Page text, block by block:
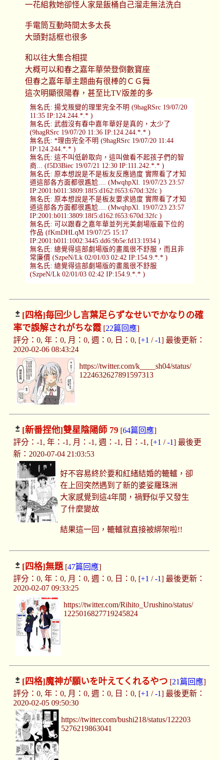
一花組救她卻怪人家是飯桶自己溜走無法洗白
手電筒互動時間太多太長
大頭對話框也很多
和以往大集合相提
大概可以和春之嘉年華榮登倒數寶座
但春之嘉年華主題曲有很棒的ＣＧ舞
這次明顯很陽春，甚至比TV版差的多
無名氏: 揚戈叛變的理里完全不明 (9hagRSrc 19/07/20
11:35 IP:124.244.*.* )
無名氏: 武戲沒有春中嘉年華好是真的，太少了
(9hagRSrc 19/07/20 11:36 IP:124.244.*.* )
無名氏: *理由完全不明 (9hagRSrc 19/07/20 11:44
IP:124.244.*.* )
無名氏: 這不叫低齡取向，這叫做看不起孩子們的智
商... (f5D3Biec 19/07/21 12:30 IP:111.242.*.* )
無名氏: 原本想說是不是板友反應過度 實際看了才知
道這部各方面都很尷尬.... (MwqhpXl. 19/07/23 23:57
IP:2001:b011:3809:18f5:d162:f653:670d:32fc )
無名氏: 原本想說是不是板友要求過度 實際看了才知
道這部各方面都很尷尬.... (MwqhpXl. 19/07/23 23:57
IP:2001:b011:3809:18f5:d162:f653:670d:32fc )
無名氏: 可以跟春之嘉年華並列光美劇場版最下位的
作品 (fKmDHLqM 19/07/25 15:17
IP:2001:b011:1002:3445:dd6:9b5e:fd13:1934 )
無名氏: 總覺得這部劇場版的畫風很不舒服，而且非
常廉價 (SzpeN/Lk 02/01/03 02:42 IP:154.9.*.* )
無名氏: 總覺得這部劇場版的畫風很不舒服
(SzpeN/Lk 02/01/03 02:42 IP:154.9.*.* )
[四格]毎回少し言葉足らずなせいでかなりの確
率で誤解されがちな霞[22篇回應]
評分：0, 年：0, 月：0, 週：0, 日：0, [+1 /-1] 最後更新：
2020-02-06 08:43:24
https://twitter.com/k____sh04/status/
1224632627891597313
[新番捏他]雙星陰陽師 79[64篇回應]
評分：-1, 年：-1, 月：-1, 週：-1, 日：-1, [+1 /-1] 最後更
新：2020-07-04 21:03:53
好不容易終於要和紅緒結婚的轆轤，卻
在上回突然遇到了新的婆娑羅珠洲
大家感覺到這4年間，禍野似乎又發生
了什麼變故
結果這一回，轆轤就直接被綁架啦!!
[四格]無題[47篇回應]
評分：0, 年：0, 月：0, 週：0, 日：0, [+1 /-1] 最後更新：
2020-02-07 09:33:25
https://twitter.com/Rihito_Urushino/status/
1225016827719245824
[四格]魔神が願いを叶えてくれるやつ [21篇回應]
評分：0, 年：0, 月：0, 週：0, 日：0, [+1 /-1] 最後更新：
2020-02-05 09:50:30
https://twitter.com/bushi218/status/122203
5276219863041